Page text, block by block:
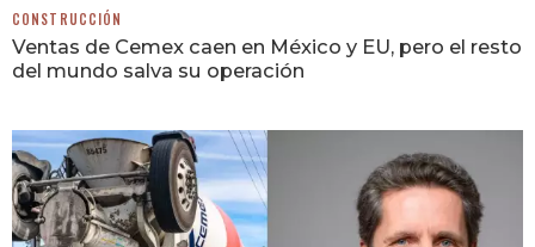
CONSTRUCCIÓN
Ventas de Cemex caen en México y EU, pero el resto
del mundo salva su operación